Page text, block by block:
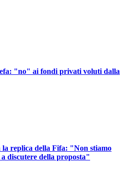
"no" ai fondi privati voluti dalla
replica della Fifa: "Non stiamo
discutere della proposta"